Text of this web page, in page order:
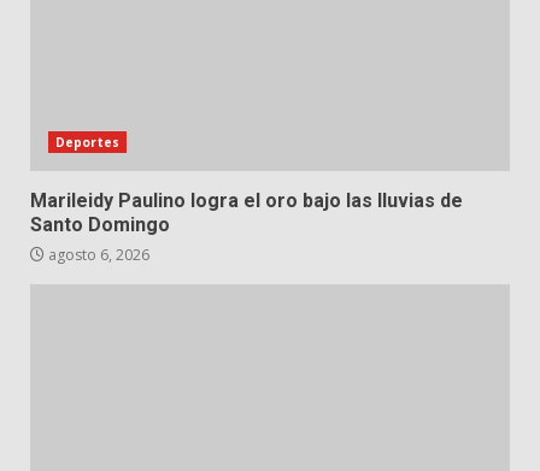
Deportes
Marileidy Paulino logra el oro bajo las lluvias de
Santo Domingo
agosto 6, 2026